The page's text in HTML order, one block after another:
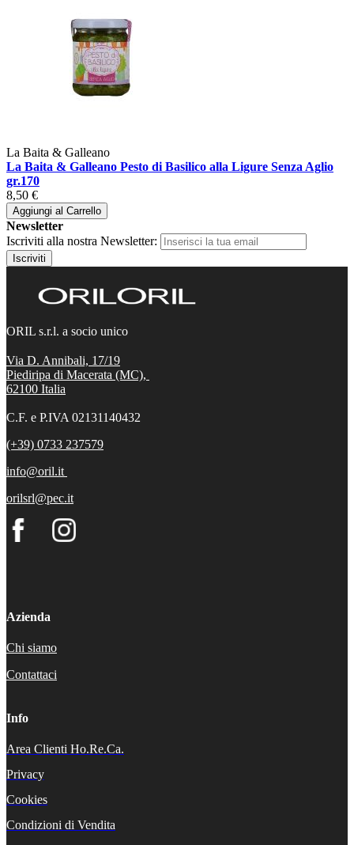
La Baita & Galleano
La Baita & Galleano Pesto di Basilico alla Ligure Senza Aglio
gr.170
8,50 €
Aggiungi al Carrello
Newsletter
Iscriviti alla nostra Newsletter:
Iscriviti
ORIL s.r.l. a socio unico
Via D. Annibali, 17/19
Piediripa di Macerata (MC),
62100 Italia
C.F. e P.IVA 02131140432
(+39) 0733 237579
info@oril.it
orilsrl@pec.it
Azienda
Chi siamo
Contattaci
Info
Area Clienti Ho.Re.Ca.
Privacy
Cookies
Condizioni di Vendita